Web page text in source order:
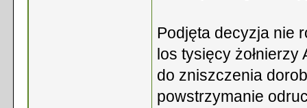
Podjęta decyzja nie
los tysięcy
do zniszczenia
powstrzymanie